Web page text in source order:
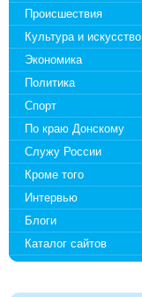
Происшествия
Культура и искусство
Экономика
Политика
Спорт
По краю Донскому
Служу России
Кроме того
Интервью
Блоги
Каталог сайтов